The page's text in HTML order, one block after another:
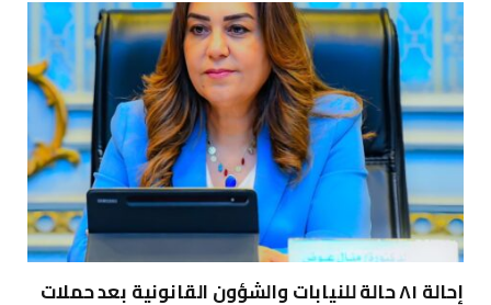
إحالة ٨١ حالة للنيابات والشؤون القانونية بعد حملات